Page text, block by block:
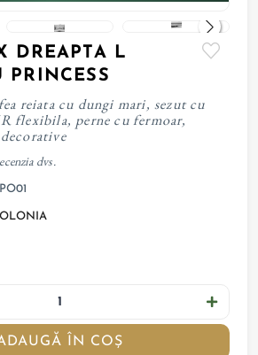
DREAPTA L
PRINCESS
reiata cu dungi mari, sezut cu
flexibila, perne cu fermoar,
dvs.
ÎN COȘ